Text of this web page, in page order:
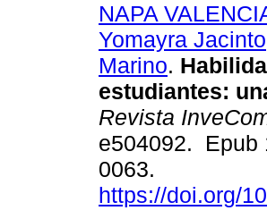
NAPA
Yomayra Jacinto
Marino.
estudiantes:
Revista
e504092. Epub
0063.
https://doi.org/